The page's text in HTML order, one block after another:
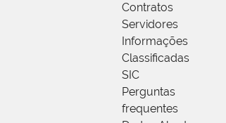
Contratos
Servidores
Informações
Classificadas
SIC
Perguntas
frequentes